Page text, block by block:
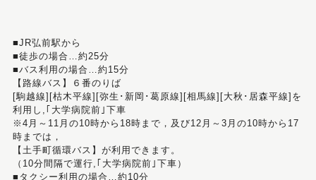
■JR弘前駅から
■徒歩の場合…約25分
■バス利用の場合…約15分
【路線バス】６番のりば
[駒越線][枯木平線][弥生･新岡･葛原線][相馬線][大秋･居森平線]を
利用し,｢大学病院前｣下車
※4月～11月の10時から18時まで，及び12月～3月の10時から17
時までは，
【土手町循環バス】が利用できます。
（10分間隔で運行,｢大学病院前｣下車）
■タクシー利用の場合…約10分